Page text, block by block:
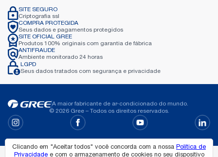
SITE SEGURO
Criptografia ssl
COMPRA PROTEGIDA
Seus dados e pagamentos protegidos
SITE OFICIAL GREE
Produtos 100% originais com garantia defábrica
ANTIFRAUDE
Ambiente monitorado 24 horas
LGPD
Seus dados tratados com segurança e privacidade
A maior fabricante de ar-condicionado do mundo.
© 2026 Gree – Todos os direitos reservados.
Clicando em "Aceitar todos" você concorda com a nossa Política de
Privacidadee com o armazenamento de cookies no seu dispositivo